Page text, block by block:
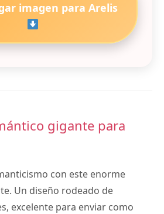
imagen para Arelis
gigante para
con este enorme
Un diseño rodeado de
excelente para enviar como